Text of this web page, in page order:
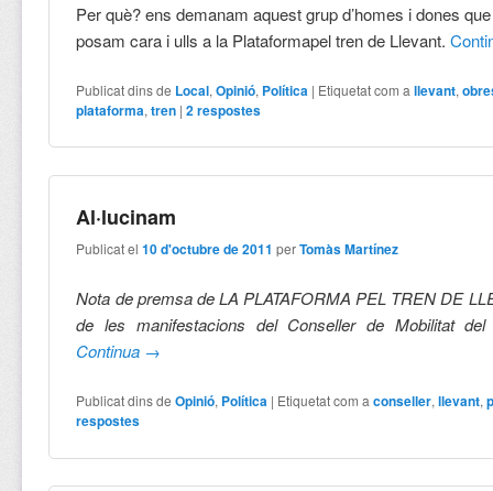
Per què? ens demanam aquest grup d’homes i dones
posam cara i ulls a la Plataformapel tren de Llevant.
Publicat dins de Local,Opinió, Política | Etiquetat com a llevant,
plataforma,tren |2respostes
Al·lucinam
Publicat el10 d'octubre de 2011 perTomàs Martínez
Nota de premsa de LA PLATAFORMA PEL TREN DE
de les manifestacions del Conseller de Mobilitat del
Continua →
Publicat dins de Opinió, Política | Etiquetat com a conseller,llevant,
respostes